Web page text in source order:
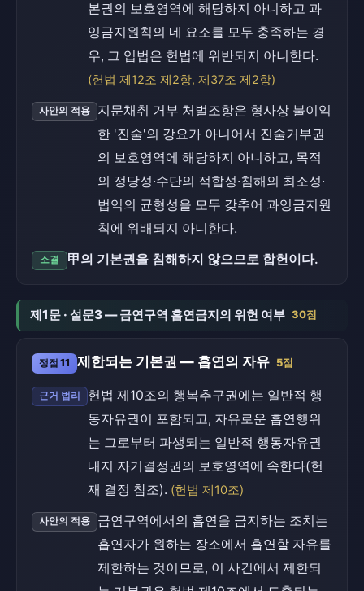
본권의 보호영역에 해당하지 아니하고 과
잉금지원칙의 네 요소를 모두 충족하는 경
우, 그 입법은 헌법에 위반되지 아니한다.
(헌법 제12조 제2항, 제37조 제2항)
사안의 적용
지문채취 거부 처벌조항은 형사상 불이익
한 '진술'의 강요가 아니어서 진술거부권
의 보호영역에 해당하지 아니하고, 목적
의 정당성·수단의 적합성·침해의 최소성·
법익의 균형성을 모두 갖추어 과잉금지원
칙에 위배되지 아니한다.
소결 甲의 기본권을 침해하지 않으므로 합헌이다.
제1문 · 설문3 — 금연구역 흡연금지의 위헌 여부 30점
쟁점 11 제한되는 기본권 — 흡연의 자유 5점
근거 법리
헌법 제10조의 행복추구권에는 일반적 행
동자유권이 포함되고, 자유로운 흡연행위
는 그로부터 파생되는 일반적 행동자유권
내지 자기결정권의 보호영역에 속한다(헌
재 결정 참조). (헌법 제10조)
사안의 적용
금연구역에서의 흡연을 금지하는 조치는
흡연자가 원하는 장소에서 흡연할 자유를
제한하는 것이므로, 이 사건에서 제한되